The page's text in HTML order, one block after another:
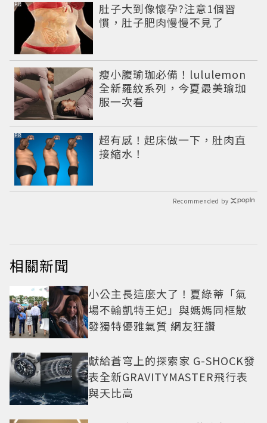
肚子大到像懷孕?注意1個習
慣，肚子肥肉慢慢不見了
PR
瘦小腹瑜珈必備！lululemon
全新羅紋系列，今夏最美瑜珈
服一次看
超有感！起床做一下，肚肉直
接縮水！
PR
Recommended by
相關新聞
小公主長這麼大了！夏綠蒂「氣
場不輸凱特王妃」與媽媽同框散
發獨特優雅氣質 網友狂讚
獻給蒼穹上的探索家 G-SHOCK發
表全新GRAVITYMASTER飛行表
與天比高